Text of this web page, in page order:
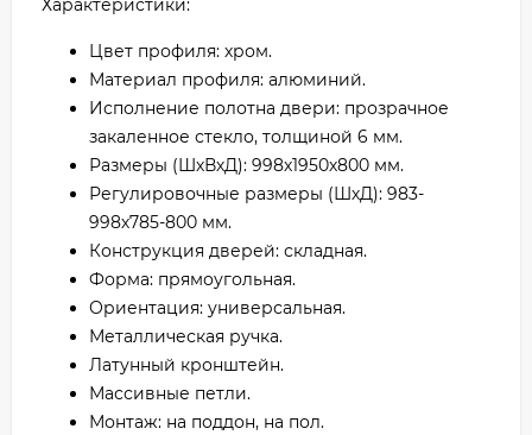
Характеристики:
Цвет профиля: хром.
Материал профиля: алюминий.
Исполнение полотна двери: прозрачное
закаленное стекло, толщиной 6 мм.
Размеры (ШхВхД): 998х1950х800 мм.
Регулировочные размеры (ШхД): 983-
998х785-800 мм.
Конструкция дверей: складная.
Форма: прямоугольная.
Ориентация: универсальная.
Металлическая ручка.
Латунный кронштейн.
Массивные петли.
Монтаж: на поддон, на пол.